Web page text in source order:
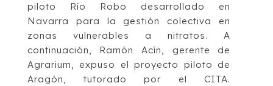
piloto Río Robo desarrollado en
Navarra para la gestión colectiva en
zonas vulnerables a nitratos. A
continuación, Ramón Acín, gerente de
Agrarium, expuso el proyecto piloto de
Aragón, tutorado por el CITA.